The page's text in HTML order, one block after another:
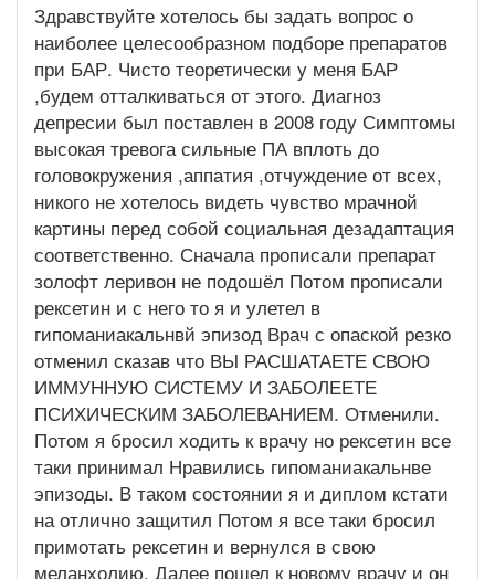
Здравствуйте хотелось бы задать вопрос о
наиболее целесообразном подборе препаратов
при БАР. Чисто теоретически у меня БАР
,будем отталкиваться от этого. Диагноз
депресии был поставлен в 2008 году Симптомы
высокая тревога сильные ПА вплоть до
головокружения ,аппатия ,отчуждение от всех,
никого не хотелось видеть чувство мрачной
картины перед собой социальная дезадаптация
соответственно. Сначала прописали препарат
золофт леривон не подошёл Потом прописали
рексетин и с него то я и улетел в
гипоманиакальнвй эпизод Врач с опаской резко
отменил сказав что ВЫ РАСШАТАЕТЕ СВОЮ
ИММУННУЮ СИСТЕМУ И ЗАБОЛЕЕТЕ
ПСИХИЧЕСКИМ ЗАБОЛЕВАНИЕМ. Отменили.
Потом я бросил ходить к врачу но рексетин все
таки принимал Нравились гипоманиакальнве
эпизоды. В таком состоянии я и диплом кстати
на отлично защитил Потом я все таки бросил
примотать рексетин и вернулся в свою
меланхолию. Далее пошел к новому врачу и он